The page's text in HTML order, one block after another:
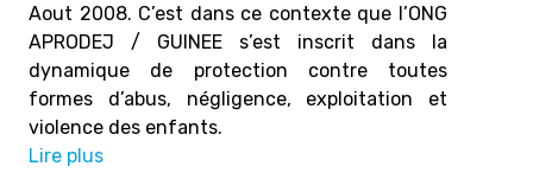
Aout 2008. C’est dans ce contexte que l’ONG
APRODEJ / GUINEE s’est inscrit dans la
dynamique de protection contre toutes
formes d’abus, négligence, exploitation et
violence des enfants.
Lire plus